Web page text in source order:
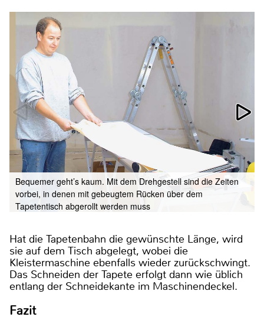
Bequemer geht’s kaum. Mit dem Drehgestell sind die Zeiten
vorbei, in denen mit gebeugtem Rücken über dem
Tapetentisch abgerollt werden muss
Hat die Tapetenbahn die gewünschte Länge, wird
sie auf dem Tisch abgelegt, wobei die
Kleistermaschine ebenfalls wieder zurückschwingt.
Das Schneiden der Tapete erfolgt dann wie üblich
entlang der Schneidekante im Maschinendeckel.
Fazit